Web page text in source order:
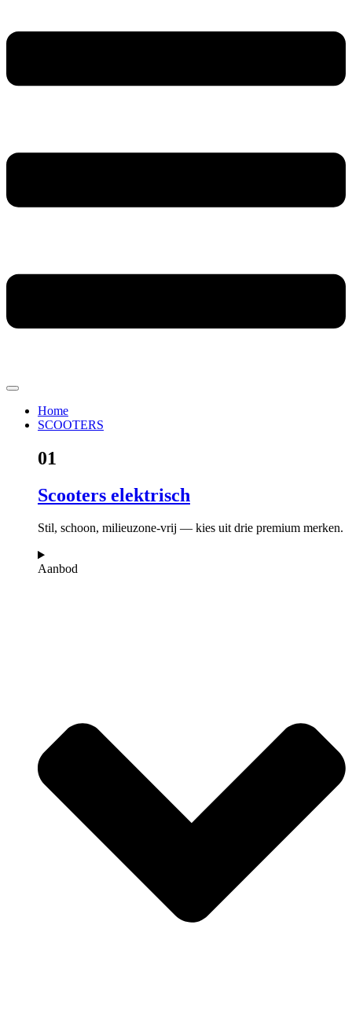
Home
SCOOTERS
01
Scooters elektrisch
Stil, schoon, milieuzone-vrij — kies uit drie premium merken.
Aanbod